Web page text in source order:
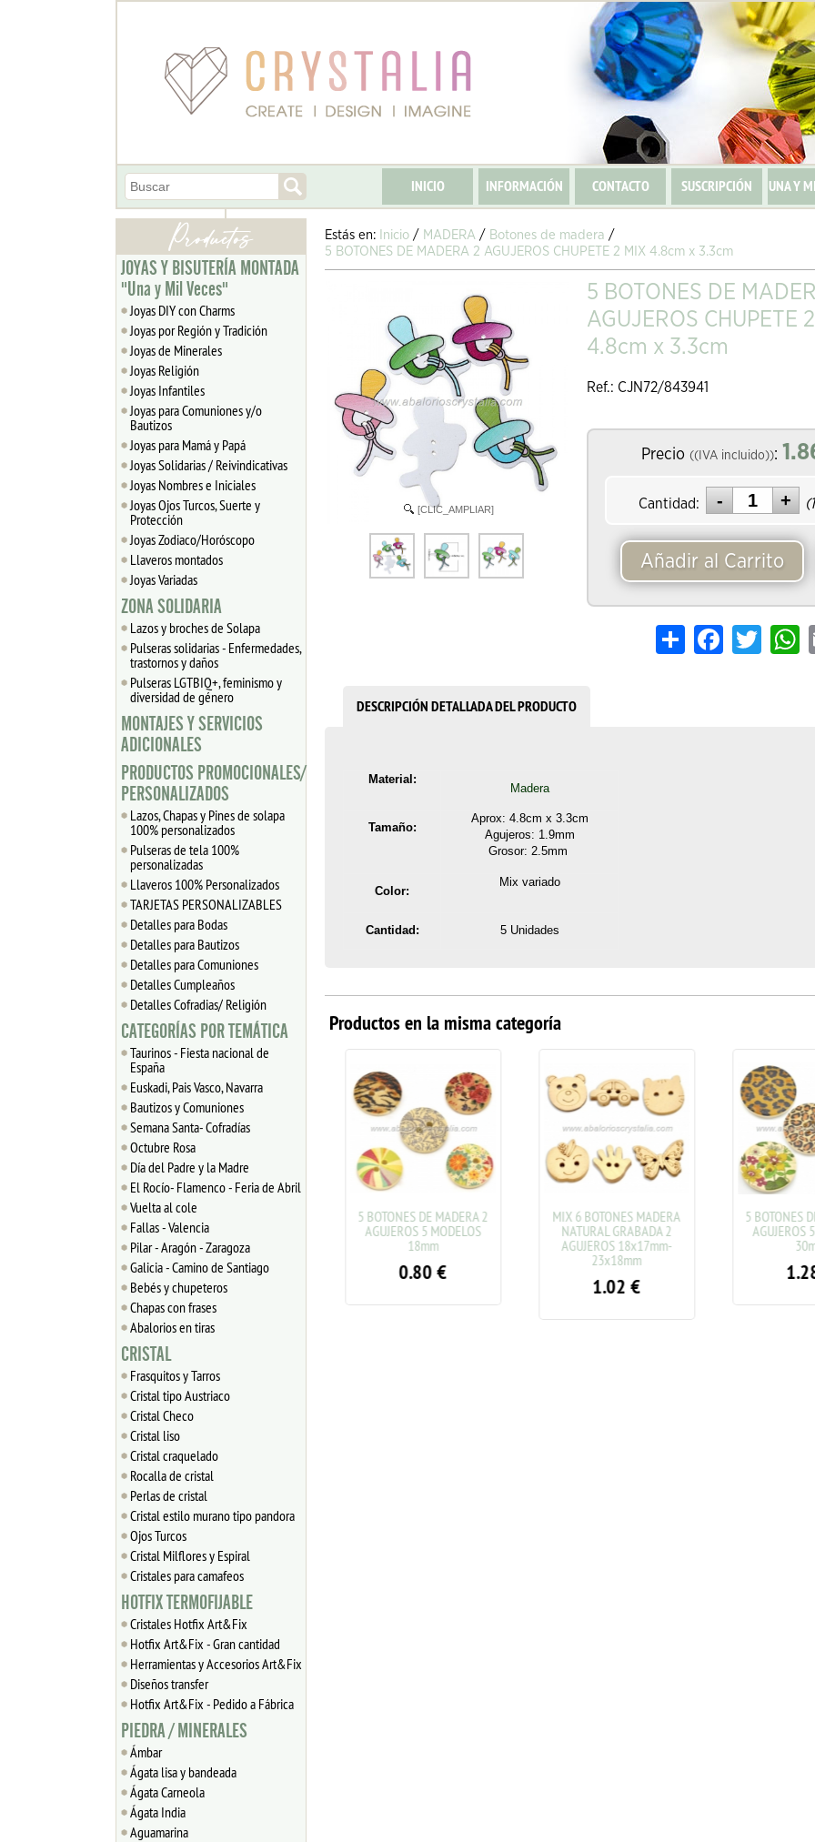
INICIO INFORMACIÓN CONTACTO SUSCRIPCIÓN UNA Y
JOYAS Y BISUTERÍA MONTADA
"Una y Mil Veces"
Joyas DIY con Charms
Joyas por Región y Tradición
Joyas de Minerales
Joyas Religión
Joyas Infantiles
Joyas para Comuniones y/o
Bautizos
Joyas para Mamá y Papá
Joyas Solidarias / Reivindicativas
Joyas Nombres e Iniciales
Joyas Ojos Turcos, Suerte y
Protección
Joyas Zodiaco/Horóscopo
Llaveros montados
Joyas Variadas
ZONA SOLIDARIA
Lazos y broches de Solapa
Pulseras solidarias - Enfermedades,
trastornos y daños
Pulseras LGTBIQ+, feminismo y
diversidad de género
MONTAJES Y SERVICIOS
ADICIONALES
PRODUCTOS PROMOCIONALES/
PERSONALIZADOS
Lazos, Chapas y Pines de solapa
100% personalizados
Pulseras de tela 100%
personalizadas
Llaveros 100% Personalizados
TARJETAS PERSONALIZABLES
Detalles para Bodas
Detalles para Bautizos
Detalles para Comuniones
Detalles Cumpleaños
Detalles Cofradias/ Religión
CATEGORÍAS POR TEMÁTICA
Taurinos - Fiesta nacional de
España
Euskadi, Pais Vasco, Navarra
Bautizos y Comuniones
Semana Santa- Cofradías
Octubre Rosa
Día del Padre y la Madre
El Rocío- Flamenco - Feria de Abril
Vuelta al cole
Fallas - Valencia
Pilar - Aragón - Zaragoza
Galicia - Camino de Santiago
Bebés y chupeteros
Chapas con frases
Abalorios en tiras
CRISTAL
Frasquitos y Tarros
Cristal tipo Austriaco
Cristal Checo
Cristal liso
Cristal craquelado
Rocalla de cristal
Perlas de cristal
Cristal estilo murano tipo pandora
Ojos Turcos
Cristal Milflores y Espiral
Cristales para camafeos
HOTFIX TERMOFIJABLE
Cristales Hotfix Art&Fix
Hotfix Art&Fix - Gran cantidad
Herramientas y Accesorios Art&Fix
Diseños transfer
Hotfix Art&Fix - Pedido a Fábrica
PIEDRA / MINERALES
Ámbar
Ágata lisa y bandeada
Ágata Carneola
Ágata India
Aguamarina
Estás en: Inicio / MADERA / Botones de madera /
5 BOTONES DE MADERA 2 AGUJEROS CHUPETE 2 MIX 4.8cm x 3.3cm
[CLIC_AMPLIAR]
5 BOTONES DE
AGUJEROS CHUPETE
4.8cm x 3.3cm
Ref.: CJN72/843941
Precio((IVA incluido)):
Cantidad: (
Añadir al Carrito
Share FacebookTwitter
DESCRIPCIÓN DETALLADA DEL PRODUCTO
Material:
Madera
Tamaño:
Aprox: 4.8cm x 3.3cm
Agujeros: 1.9mm
Grosor: 2.5mm
Color:
Mix variado
Cantidad: 5 Unidades
Productos en la misma categoría
5 BOTONES DE MADERA 2
AGUJEROS BEBÉ MIX 3cm
x2.5cm
1.40€
5 BOTONES DE MADERA 2
AGUJEROS 5 MODELOS
18mm
0.80€
MIX 6 BOTONES MADERA
NATURAL GRABADA 2
AGUJEROS 18x17mm-
23x18mm
1.02 €
5 BOTONES
AGUJEROS